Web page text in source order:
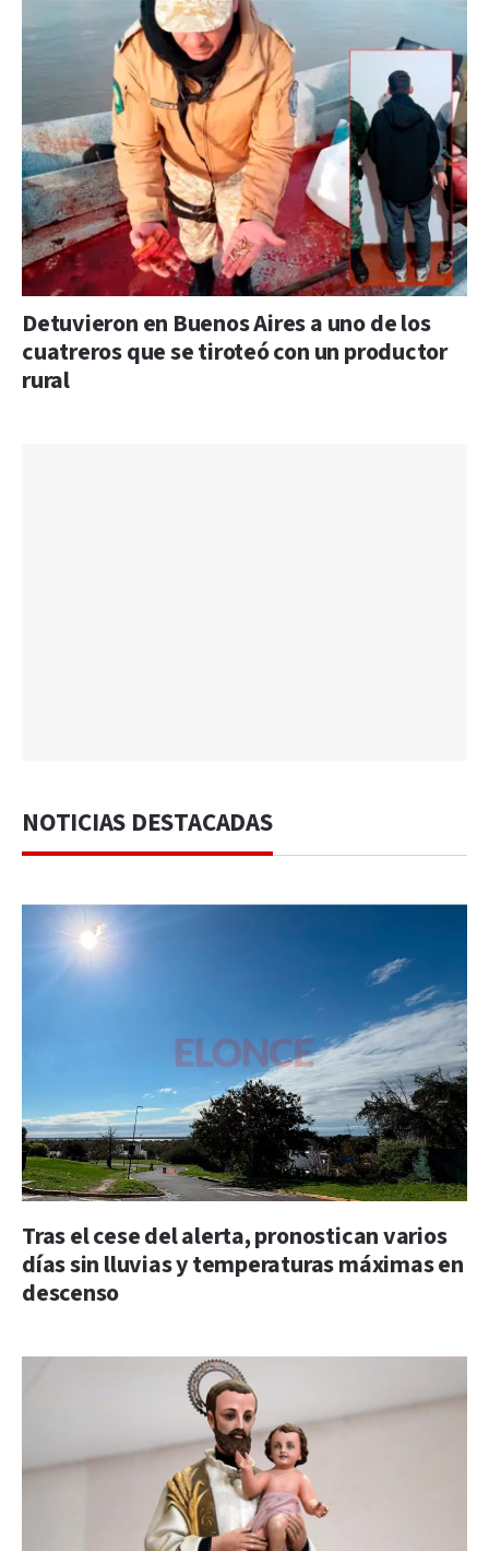
Detuvieron en Buenos Aires a uno de los
cuatreros que se tiroteó con un productor
rural
NOTICIAS DESTACADAS
Tras el cese del alerta, pronostican varios
días sin lluvias y temperaturas máximas en
descenso